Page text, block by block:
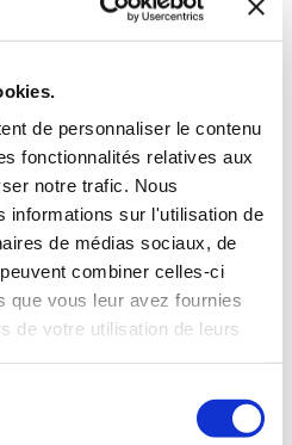
de personnaliser le contenu
fonctionnalités relatives aux
notre trafic. Nous
informations sur l'utilisation de
de médias sociaux, de
combiner celles-ci
que vous leur avez fournies
de votre utilisation de leurs